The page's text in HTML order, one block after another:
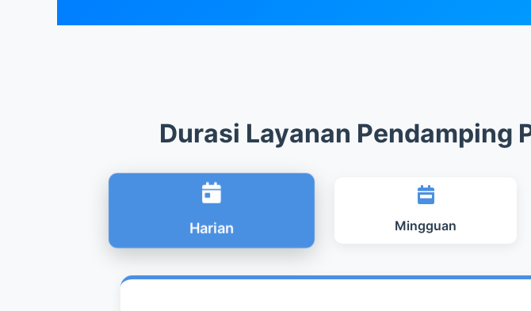
Durasi Layanan Pendamping
Harian Mingguan